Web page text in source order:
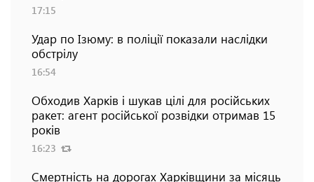
17:15
Удар по Ізюму: в поліції показали наслідки
обстрілу
16:54
Обходив Харків і шукав цілі для російських
ракет: агент російської розвідки отримав 15
років
16:23
Смертність на дорогах Харківщини за місяць